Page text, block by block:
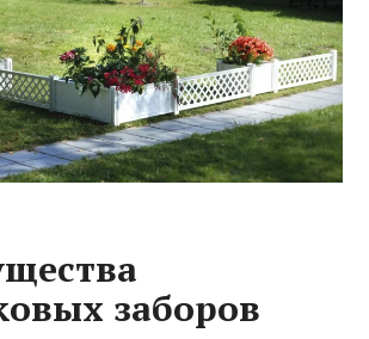
заборов